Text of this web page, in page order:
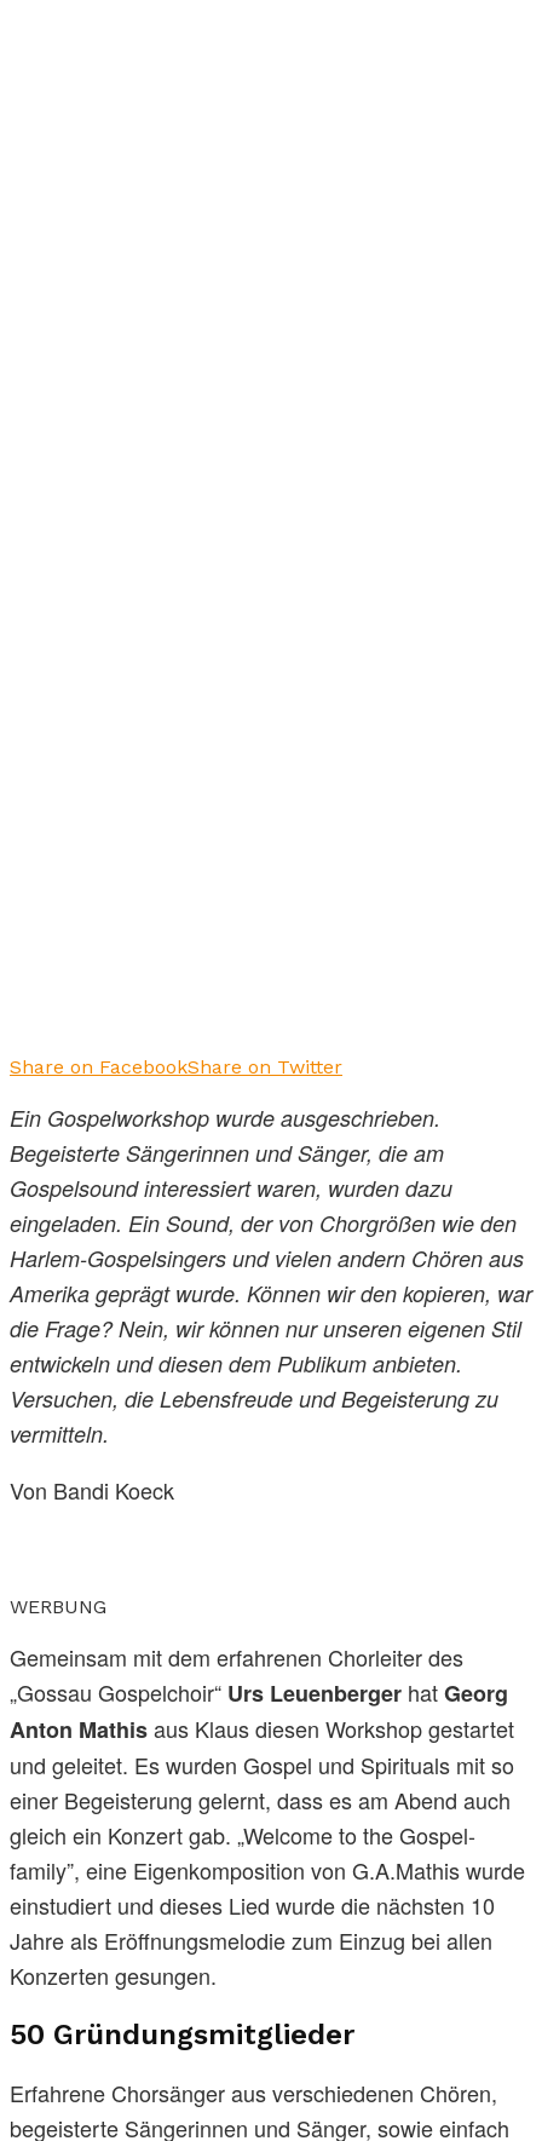
Share on FacebookShare on Twitter
Ein Gospelworkshop wurde ausgeschrieben.
Begeisterte Sängerinnen und Sänger, die am
Gospelsound interessiert waren, wurden dazu
eingeladen. Ein Sound, der von Chorgrößen wie den
Harlem-Gospelsingers und vielen andern Chören aus
Amerika geprägt wurde. Können wir den kopieren, war
die Frage? Nein, wir können nur unseren eigenen Stil
entwickeln und diesen dem Publikum anbieten.
Versuchen, die Lebensfreude und Begeisterung zu
vermitteln.
Von Bandi Koeck
WERBUNG
Gemeinsam mit dem erfahrenen Chorleiter des
„Gossau Gospelchoir“ Urs Leuenberger hatGeorg
Anton Mathisaus Klaus diesen Workshop gestartet
und geleitet. Es wurden Gospel und Spirituals mit so
einer Begeisterung gelernt, dass es am Abend auch
gleich ein Konzert gab. „Welcome to the Gospel-
family”, eine Eigenkomposition von G.A.Mathis wurde
einstudiert und dieses Lied wurde die nächsten 10
Jahre als Eröffnungsmelodie zum Einzug bei allen
Konzerten gesungen.
50 Gründungsmitglieder
Erfahrene Chorsänger aus verschiedenen Chören,
begeisterte Sängerinnen und Sänger, sowie einfach